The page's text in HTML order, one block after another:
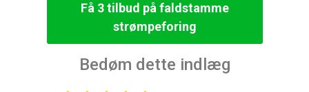
Få 3 tilbud på faldstamme
strømpeforing
Bedøm dette indlæg